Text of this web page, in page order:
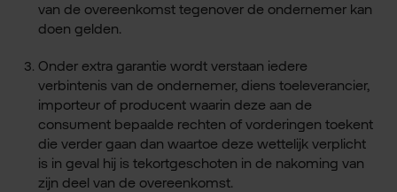
van de overeenkomst tegenover de ondernemer kan
doen gelden.
Onder extra garantie wordt verstaan iedere
verbintenis van de ondernemer, diens toeleverancier,
importeur of producent waarin deze aan de
consument bepaalde rechten of vorderingen toekent
die verder gaan dan waartoe deze wettelijk verplicht
is in geval hij is tekortgeschoten in de nakoming van
zijn deel van de overeenkomst.